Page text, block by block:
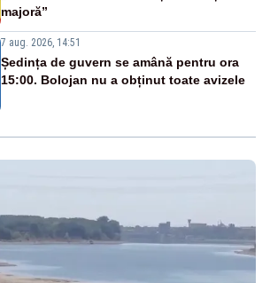
majoră”
7 aug. 2026, 14:51
Ședința de guvern se amână pentru ora
15:00. Bolojan nu a obținut toate avizele